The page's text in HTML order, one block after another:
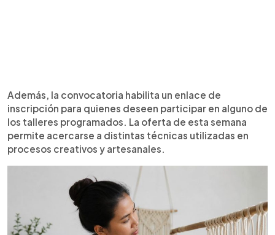
Además, la convocatoria habilita un enlace de
inscripción para quienes deseen participar en alguno de
los talleres programados. La oferta de esta semana
permite acercarse a distintas técnicas utilizadas en
procesos creativos y artesanales.